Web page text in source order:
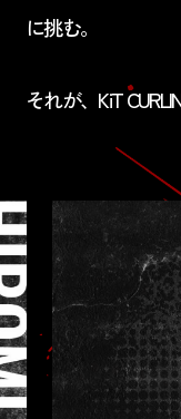
に挑む。
それが、KiT